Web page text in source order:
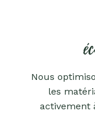
Nous
les
activement